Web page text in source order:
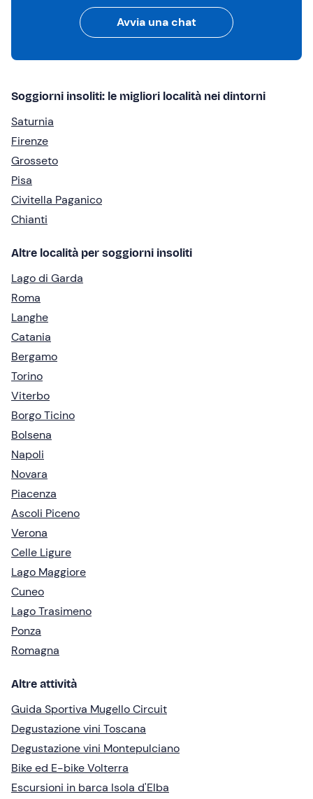
Avvia una chat
Soggiorni insoliti: le migliori località nei dintorni
Saturnia
Firenze
Grosseto
Pisa
Civitella Paganico
Chianti
Altre località per soggiorni insoliti
Lago di Garda
Roma
Langhe
Catania
Bergamo
Torino
Viterbo
Borgo Ticino
Bolsena
Napoli
Novara
Piacenza
Ascoli Piceno
Verona
Celle Ligure
Lago Maggiore
Cuneo
Lago Trasimeno
Ponza
Romagna
Altre attività
Guida Sportiva Mugello Circuit
Degustazione vini Toscana
Degustazione vini Montepulciano
Bike ed E-bike Volterra
Escursioni in barca Isola d'Elba